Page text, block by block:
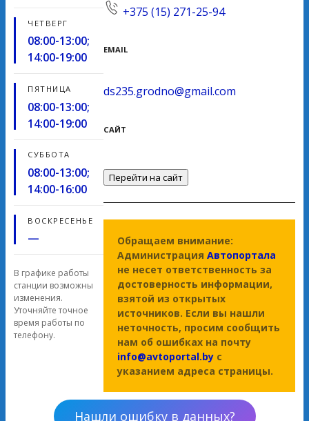
ЧЕТВЕРГ
08:00-13:00;
14:00-19:00
ПЯТНИЦА
08:00-13:00;
14:00-19:00
СУББОТА
08:00-13:00;
14:00-16:00
ВОСКРЕСЕНЬЕ
—
В графике работы
станции возможны
изменения.
Уточняйте точное
время работы по
телефону.
+375 (15) 271-25-94
EMAIL
ds235.grodno@gmail.com
САЙТ
Перейти на сайт
Обращаем внимание:
Администрация Автопортала
не несет ответственность за
достоверность информации,
взятой из открытых
источников. Если вы нашли
неточность, просим сообщить
нам об ошибках на почту
info@avtoportal.by с
указанием адреса страницы.
Нашли ошибку в данных?